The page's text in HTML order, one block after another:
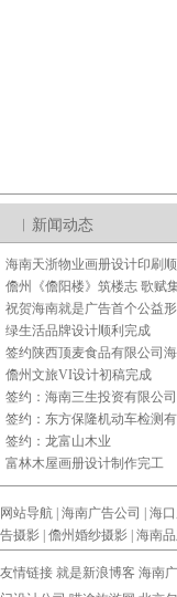
︱新闻动态
海南天浙物业画册设计印刷
儋州《儋阳楼》筑楼志 歌赋
祝贺海南就是广告首个公益
成
绿生活品牌设计顺利完成
签约陕西顶麦食品有限公司
儋州文旅VI设计初稿完成
签约：海南三生投资有限公司
签约：东方保隆机动车检测
签约：龙富山木业
富林木屋画册设计制作完工
网站导航 | 海南广告公司 海
告摄影 儋州婚纱摄影 海南
友情链接 就是新浪博客 海南